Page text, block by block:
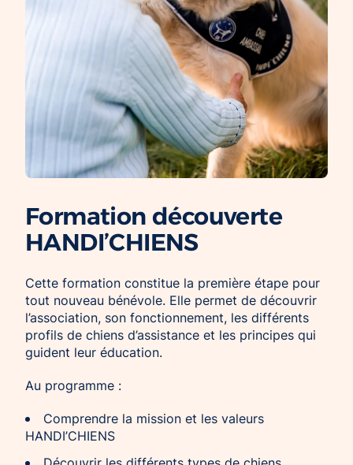
Formation découverte
HANDI’CHIENS
Cette formation constitue la première étape pour
tout nouveau bénévole. Elle permet de découvrir
l’association, son fonctionnement, les différents
profils de chiens d’assistance et les principes qui
guident leur éducation.
Au programme :
Comprendre la mission et les valeurs
HANDI’CHIENS